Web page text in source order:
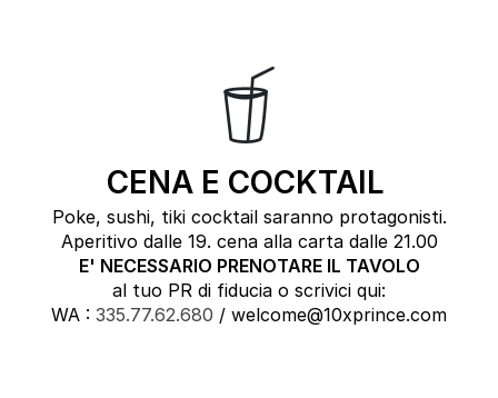
CENA E COCKTAIL
Poke, sushi, tiki cocktail saranno protagonisti.
Aperitivo dalle 19. cena alla carta dalle 21.00
E' NECESSARIO PRENOTARE IL TAVOLO
al tuo PR di fiducia o scrivici qui:
WA : 335.77.62.680 / welcome@10xprince.com